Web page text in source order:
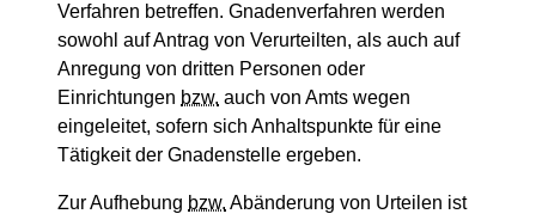
Verfahren betreffen. Gnadenverfahren werden
sowohl auf Antrag von Verurteilten, als auch auf
Anregung von dritten Personen oder
Einrichtungen bzw. auch von Amts wegen
eingeleitet, sofern sich Anhaltspunkte für eine
Tätigkeit der Gnadenstelle ergeben.
Zur Aufhebung bzw. Abänderung von Urteilen ist